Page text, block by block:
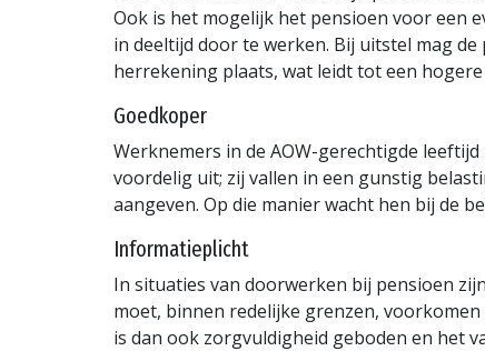
Ook is het mogelijk het pensioen voor een
in deeltijd door te werken. Bij uitstel mag
herrekening plaats, wat leidt tot een
Goedkoper
Werknemers in de AOW-gerechtigde
voordelig uit; zij vallen in een gunstig
aangeven. Op die manier wacht hen bij de
Informatieplicht
In situaties van doorwerken bij pensioen
moet, binnen redelijke grenzen,
is dan ook zorgvuldigheid geboden en het